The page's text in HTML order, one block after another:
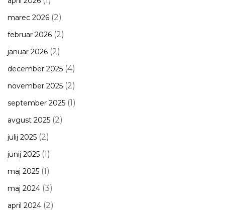
marec 2026 (2)
februar 2026 (2)
januar 2026 (2)
december 2025 (4)
november 2025 (2)
september 2025 (1)
avgust 2025 (2)
julij 2025 (2)
junij 2025 (1)
maj 2025 (1)
maj 2024 (3)
april 2024 (2)